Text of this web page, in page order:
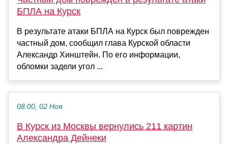
БПЛА на Курск
В результате атаки БПЛА на Курск был поврежден
частный дом, сообщил глава Курской области
Александр Хинштейн. По его информации,
обломки задели угол ...
08:00, 02 Ноя
В Курск из Москвы вернулись 211 картин
Александра Дейнеки